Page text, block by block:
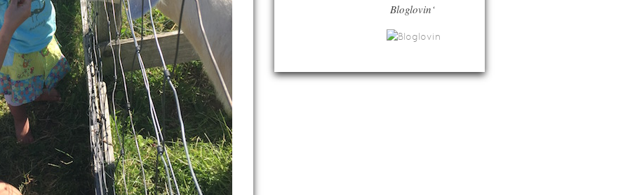
Bloglovin‘